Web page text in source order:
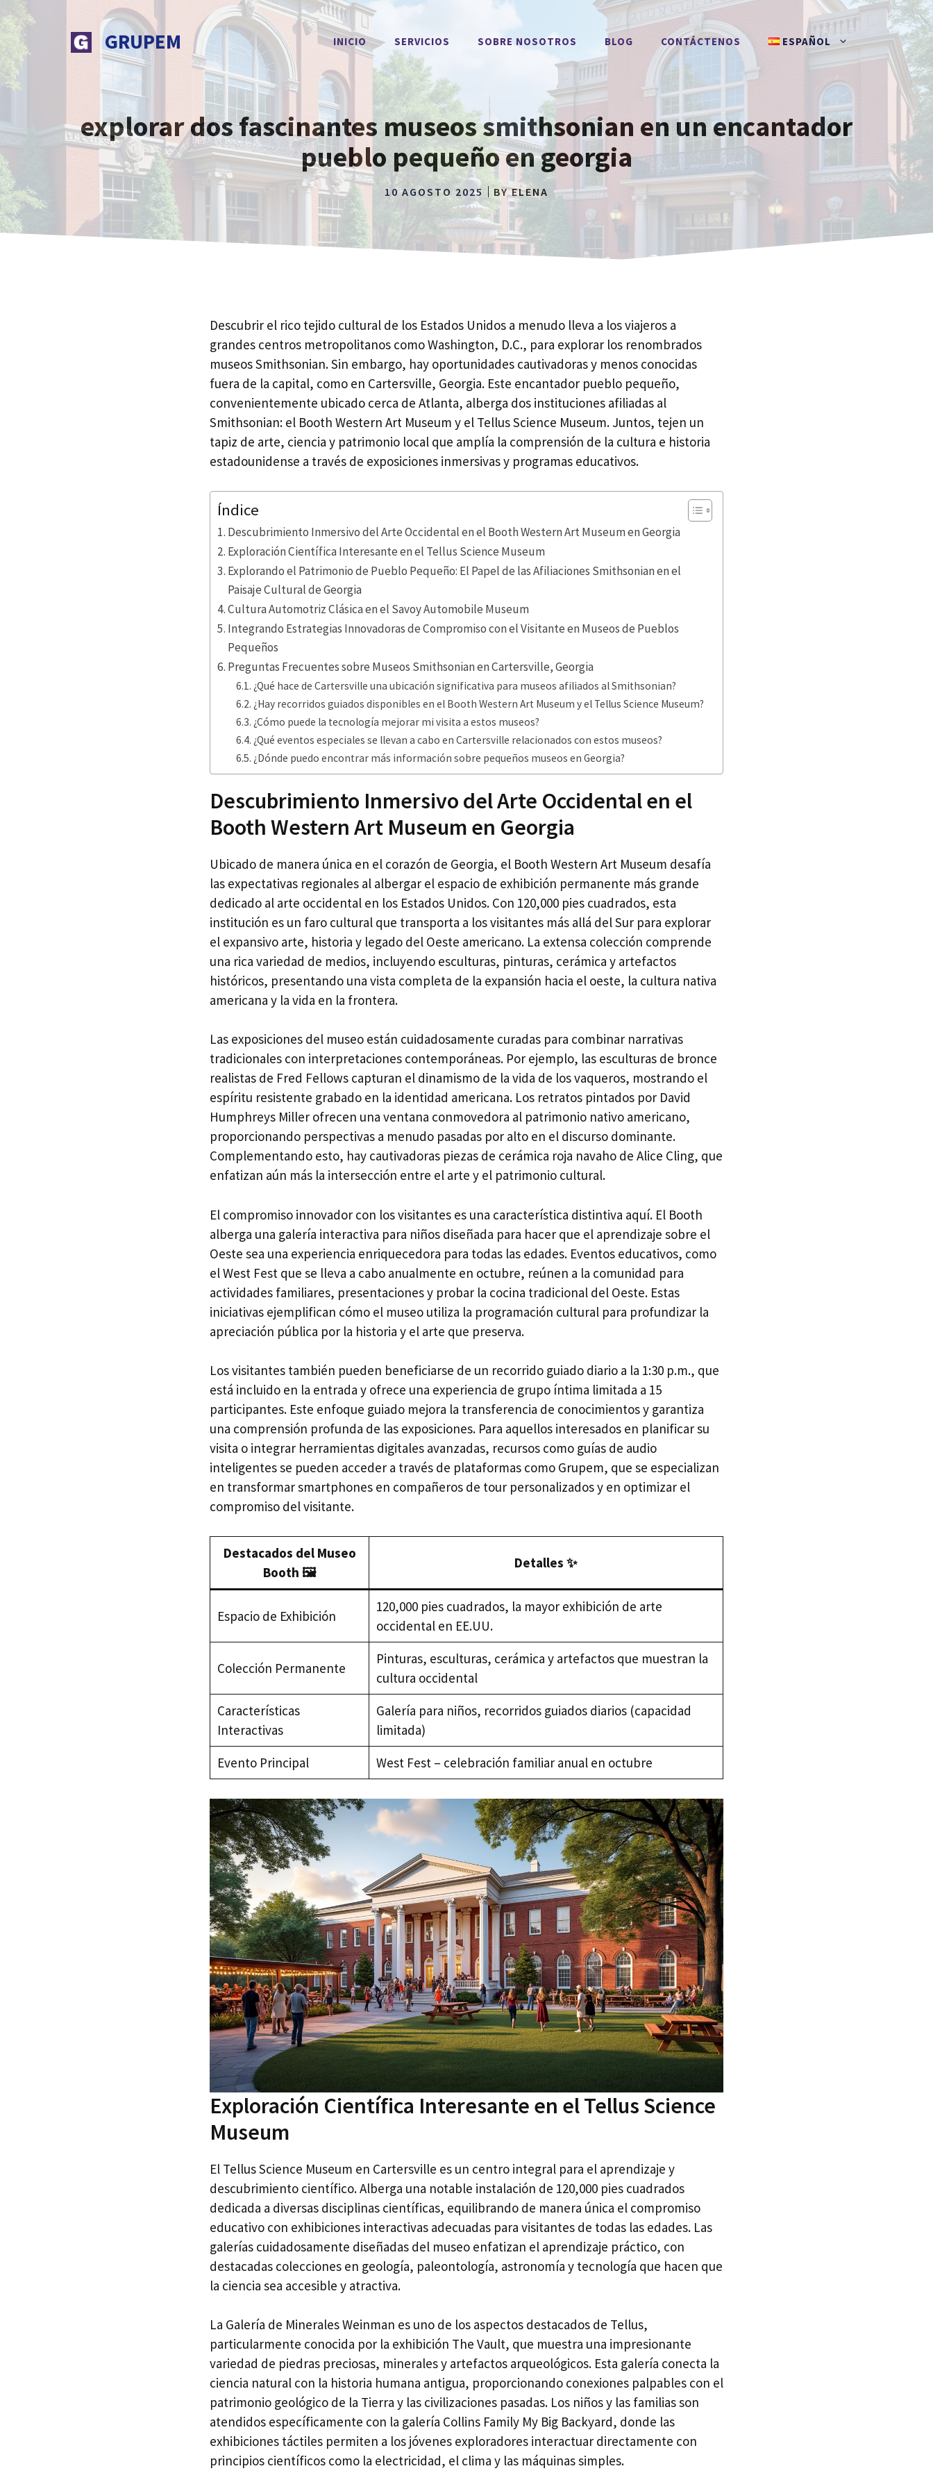
Saltar
al
contenido
GRUPEM INICIO SERVICIOS SOBRE NOSOTROS BLOG CONTÁCTENOS ESPAÑOL
explorar dos fascinantes museos smithsonian en un encantador
pueblo pequeño en georgia
10 AGOSTO 2025 BYELENA
Descubrir el rico tejido cultural de los Estados Unidos a menudo lleva a los viajeros a
grandes centros metropolitanos como Washington, D.C., para explorar los renombrados
museos Smithsonian. Sin embargo, hay oportunidades cautivadoras y menos conocidas
fuera de la capital, como en Cartersville, Georgia. Este encantador pueblo pequeño,
convenientemente ubicado cerca de Atlanta, alberga dos instituciones afiliadas al
Smithsonian: el Booth Western Art Museum y el Tellus Science Museum. Juntos, tejen un
tapiz de arte, ciencia y patrimonio local que amplía la comprensión de la cultura e historia
estadounidense a través de exposiciones inmersivas y programas educativos.
Índice
Descubrimiento Inmersivo del Arte Occidental en el Booth Western Art Museum en Georgia
Exploración Científica Interesante en el Tellus Science Museum
Explorando el Patrimonio de Pueblo Pequeño: El Papel de las Afiliaciones Smithsonian en el
Paisaje Cultural de Georgia
Cultura Automotriz Clásica en el Savoy Automobile Museum
Integrando Estrategias Innovadoras de Compromiso con el Visitante en Museos de Pueblos
Pequeños
Preguntas Frecuentes sobre Museos Smithsonian en Cartersville, Georgia
¿Qué hace de Cartersville una ubicación significativa para museos afiliados al Smithsonian?
¿Hay recorridos guiados disponibles en el Booth Western Art Museum y el Tellus Science Museum?
¿Cómo puede la tecnología mejorar mi visita a estos museos?
¿Qué eventos especiales se llevan a cabo en Cartersville relacionados con estos museos?
¿Dónde puedo encontrar más información sobre pequeños museos en Georgia?
Descubrimiento Inmersivo del Arte Occidental en el
Booth Western Art Museum en Georgia
Ubicado de manera única en el corazón de Georgia, el Booth Western Art Museum desafía
las expectativas regionales al albergar el espacio de exhibición permanente más grande
dedicado al arte occidental en los Estados Unidos. Con 120,000 pies cuadrados, esta
institución es un faro cultural que transporta a los visitantes más allá del Sur para explorar
el expansivo arte, historia y legado del Oeste americano. La extensa colección comprende
una rica variedad de medios, incluyendo esculturas, pinturas, cerámica y artefactos
históricos, presentando una vista completa de la expansión hacia el oeste, la cultura nativa
americana y la vida en la frontera.
Las exposiciones del museo están cuidadosamente curadas para combinar narrativas
tradicionales con interpretaciones contemporáneas. Por ejemplo, las esculturas de bronce
realistas de Fred Fellows capturan el dinamismo de la vida de los vaqueros, mostrando el
espíritu resistente grabado en la identidad americana. Los retratos pintados por David
Humphreys Miller ofrecen una ventana conmovedora al patrimonio nativo americano,
proporcionando perspectivas a menudo pasadas por alto en el discurso dominante.
Complementando esto, hay cautivadoras piezas de cerámica roja navaho de Alice Cling, que
enfatizan aún más la intersección entre el arte y el patrimonio cultural.
El compromiso innovador con los visitantes es una característica distintiva aquí. El Booth
alberga una galería interactiva para niños diseñada para hacer que el aprendizaje sobre el
Oeste sea una experiencia enriquecedora para todas las edades. Eventos educativos, como
el West Fest que se lleva a cabo anualmente en octubre, reúnen a la comunidad para
actividades familiares, presentaciones y probar la cocina tradicional del Oeste. Estas
iniciativas ejemplifican cómo el museo utiliza la programación cultural para profundizar la
apreciación pública por la historia y el arte que preserva.
Los visitantes también pueden beneficiarse de un recorrido guiado diario a la 1:30 p.m., que
está incluido en la entrada y ofrece una experiencia de grupo íntima limitada a 15
participantes. Este enfoque guiado mejora la transferencia de conocimientos y garantiza
una comprensión profunda de las exposiciones. Para aquellos interesados en planificar su
visita o integrar herramientas digitales avanzadas, recursos como guías de audio
inteligentes se pueden acceder a través de plataformas como Grupem, que se especializan
en transformar smartphones en compañeros de tour personalizados y en optimizar el
compromiso del visitante.
Destacados del Museo
Booth 🖼️
Detalles ✨
Espacio de Exhibición
120,000 pies cuadrados, la mayor exhibición de arte
occidental en EE.UU.
Colección Permanente
Pinturas, esculturas, cerámica y artefactos que muestran la
cultura occidental
Características
Interactivas
Galería para niños, recorridos guiados diarios (capacidad
limitada)
Evento Principal
West Fest – celebración familiar anual en octubre
Exploración Científica Interesante en el Tellus Science
Museum
El Tellus Science Museum en Cartersville es un centro integral para el aprendizaje y
descubrimiento científico. Alberga una notable instalación de 120,000 pies cuadrados
dedicada a diversas disciplinas científicas, equilibrando de manera única el compromiso
educativo con exhibiciones interactivas adecuadas para visitantes de todas las edades. Las
galerías cuidadosamente diseñadas del museo enfatizan el aprendizaje práctico, con
destacadas colecciones en geología, paleontología, astronomía y tecnología que hacen que
la ciencia sea accesible y atractiva.
La Galería de Minerales Weinman es uno de los aspectos destacados de Tellus,
particularmente conocida por la exhibición The Vault, que muestra una impresionante
variedad de piedras preciosas, minerales y artefactos arqueológicos. Esta galería conecta la
ciencia natural con la historia humana antigua, proporcionando conexiones palpables con el
patrimonio geológico de la Tierra y las civilizaciones pasadas. Los niños y las familias son
atendidos específicamente con la galería Collins Family My Big Backyard, donde las
exhibiciones táctiles permiten a los jóvenes exploradores interactuar directamente con
principios científicos como la electricidad, el clima y las máquinas simples.